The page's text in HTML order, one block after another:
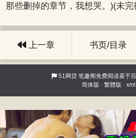
那些删掉的章节，我想哭。)(未完
上一章 书页/目录
51网贷笔趣阁免费阅读基于
简体版 · 繁體版 · xml